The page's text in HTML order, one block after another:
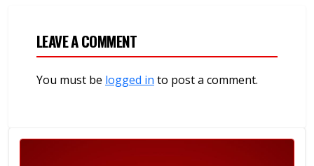
LEAVE A COMMENT
You must be logged in to post a comment.